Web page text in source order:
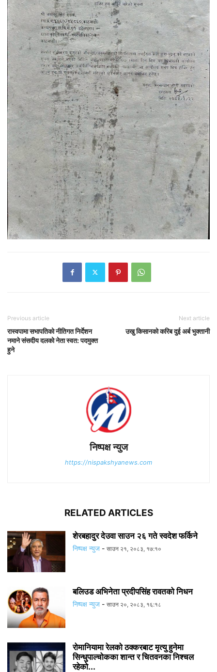
Previous article
रास्वपामा सभापतिको नीतिगत निर्देशन
नमाने संसदीय दलको नेता स्वत: पदमुक्त
हुने
Next article
उखु किसानको करिब दुई अर्ब भुक्तानी
निष्पक्ष न्युज
https://nispakshyanews.com
RELATED ARTICLES
शेरबहादुर देउवा साउन २६ गते स्वदेश फर्किने
निष्पक्ष न्युज - साउन २१, २०८३, १७:१०
बलिउड अभिनेता प्रदीपसिंह रावतको निधन
निष्पक्ष न्युज - साउन २०, २०८३, १६:१८
रोमानियामा रेलको ठक्करबाट मृत्यु हुनेमा
सिन्धुपाल्चोकका शान्त र चितवनका निश्चल
रहेको...